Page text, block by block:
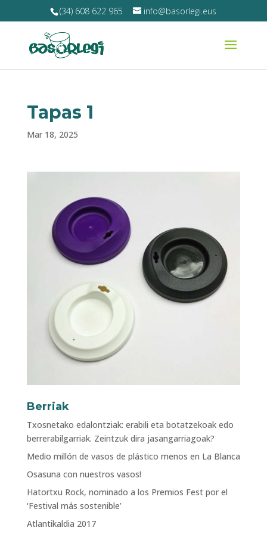
(34) 608 622 965 info@basorlegi.eus
Tapas 1
Mar 18, 2025
Berriak
Txosnetako edalontziak: erabili eta botatzekoak edo
berrerabilgarriak. Zeintzuk dira jasangarriagoak?
Medio millón de vasos de plástico menos en La Blanca
Osasuna con nuestros vasos!
Hatortxu Rock, nominado a los Premios Fest por el
‘Festival más sostenible’
Atlantikaldia 2017